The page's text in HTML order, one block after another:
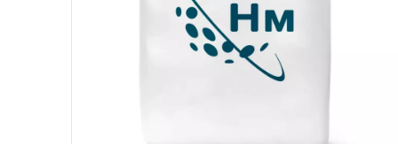
Сырьё для косметики и бытовой химии
Химия для строительных смесей